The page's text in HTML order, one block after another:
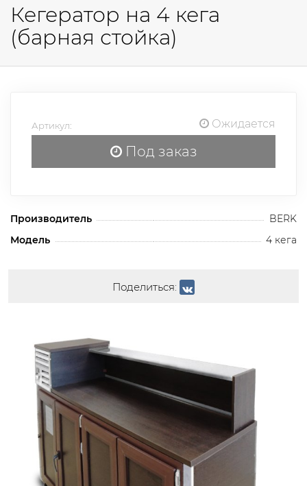
Кегератор на 4 кега
(барная стойка)
Артикул: Ожидается
Под заказ
Производитель
BERK
Модель
4 кега
Поделиться: